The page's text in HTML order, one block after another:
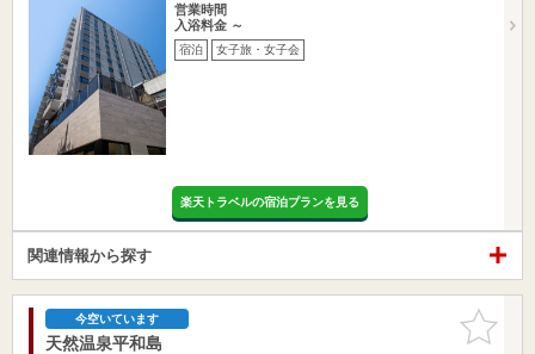
営業時間
入浴料金 ～
宿泊 女子旅・女子会
楽天トラベルの宿泊プランを見る
関連情報から探す
お気に入
りに追加
今空いています
天然温泉平和島